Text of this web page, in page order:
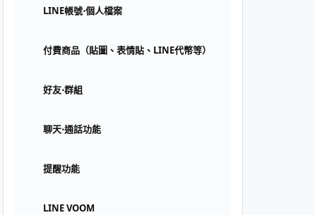
LINE帳號⋅個人檔案
付費商品（貼圖、表情貼、LINE代幣等）
好友⋅群組
聊天⋅通話功能
提醒功能
LINE VOOM